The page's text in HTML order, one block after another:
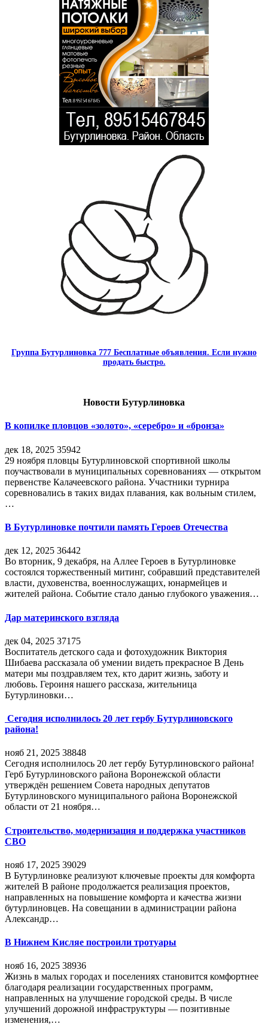
Группа Бутурлиновка 777 Бесплатные объявления. Если нужно
продать быстро.
Новости Бутурлиновка
В копилке пловцов «золото», «серебро» и «бронза»
дек 18, 2025 35942
29 ноября пловцы Бутурлиновской спортивной школы
поучаствовали в муниципальных соревнованиях — открытом
первенстве Калачеевского района. Участники турнира
соревновались в таких видах плавания, как вольным стилем,
…
В Бутурлиновке почтили память Героев Отечества
дек 12, 2025 36442
Во вторник, 9 декабря, на Аллее Героев в Бутурлиновке
состоялся торжественный митинг, собравший представителей
власти, духовенства, военнослужащих, юнармейцев и
жителей района. Событие стало данью глубокого уважения…
Дар материнского взгляда
дек 04, 2025 37175
Воспитатель детского сада и фотохудожник Виктория
Шибаева рассказала об умении видеть прекрасное В День
матери мы поздравляем тех, кто дарит жизнь, заботу и
любовь. Героиня нашего рассказа, жительница
Бутурлиновки…
Сегодня исполнилось 20 лет гербу Бутурлиновского
района!
нояб 21, 2025 38848
Сегодня исполнилось 20 лет гербу Бутурлиновского района!
Герб Бутурлиновского района Воронежской области
утверждён решением Совета народных депутатов
Бутурлиновского муниципального района Воронежской
области от 21 ноября…
Строительство, модернизация и поддержка участников
СВО
нояб 17, 2025 39029
В Бутурлиновке реализуют ключевые проекты для комфорта
жителей В районе продолжается реализация проектов,
направленных на повышение комфорта и качества жизни
бутурлиновцев. На совещании в администрации района
Александр…
В Нижнем Кисляе построили тротуары
нояб 16, 2025 38936
Жизнь в малых городах и поселениях становится комфортнее
благодаря реализации государственных программ,
направленных на улучшение городской среды. В числе
улучшений дорожной инфраструктуры — позитивные
изменения,…